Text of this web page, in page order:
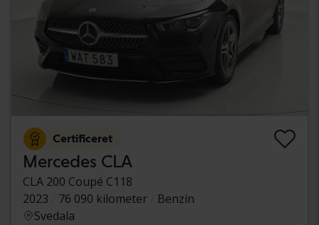
Certificeret
Mercedes CLA
CLA 200 Coupé C118
2023
76 090 kilometer
Benzin
Svedala